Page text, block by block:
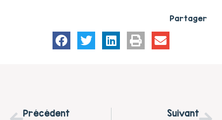
Partager
Précédent Suivant